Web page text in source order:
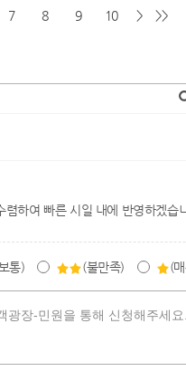
7 8 9 10 > >>
하여 빠른 시일 내에 반영하겠습
통) (불만족) (